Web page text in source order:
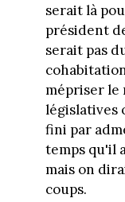
serait là
président
serait pas
mépriser le
législatives
fini par
temps qu'il
mais on
coups.